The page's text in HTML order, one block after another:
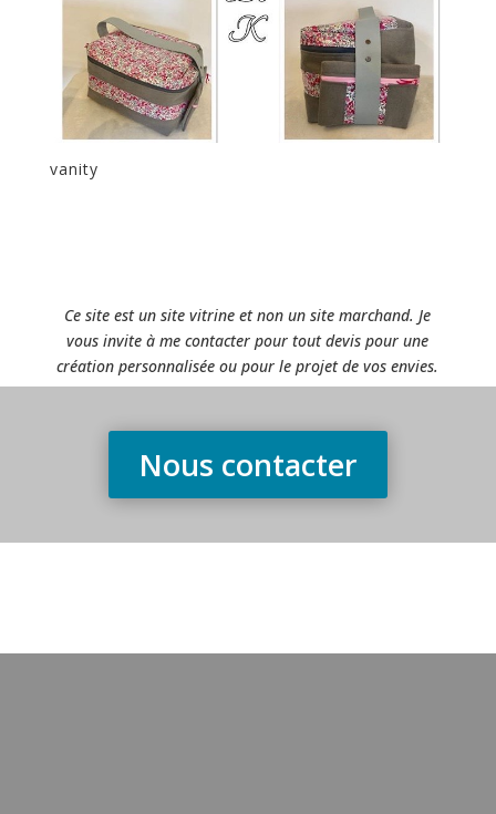
vanity
Ce site est un site vitrine et non un site marchand. Je
vous invite à me contacter pour tout devis pour une
création personnalisée ou pour le projet de vos envies.
Nous contacter